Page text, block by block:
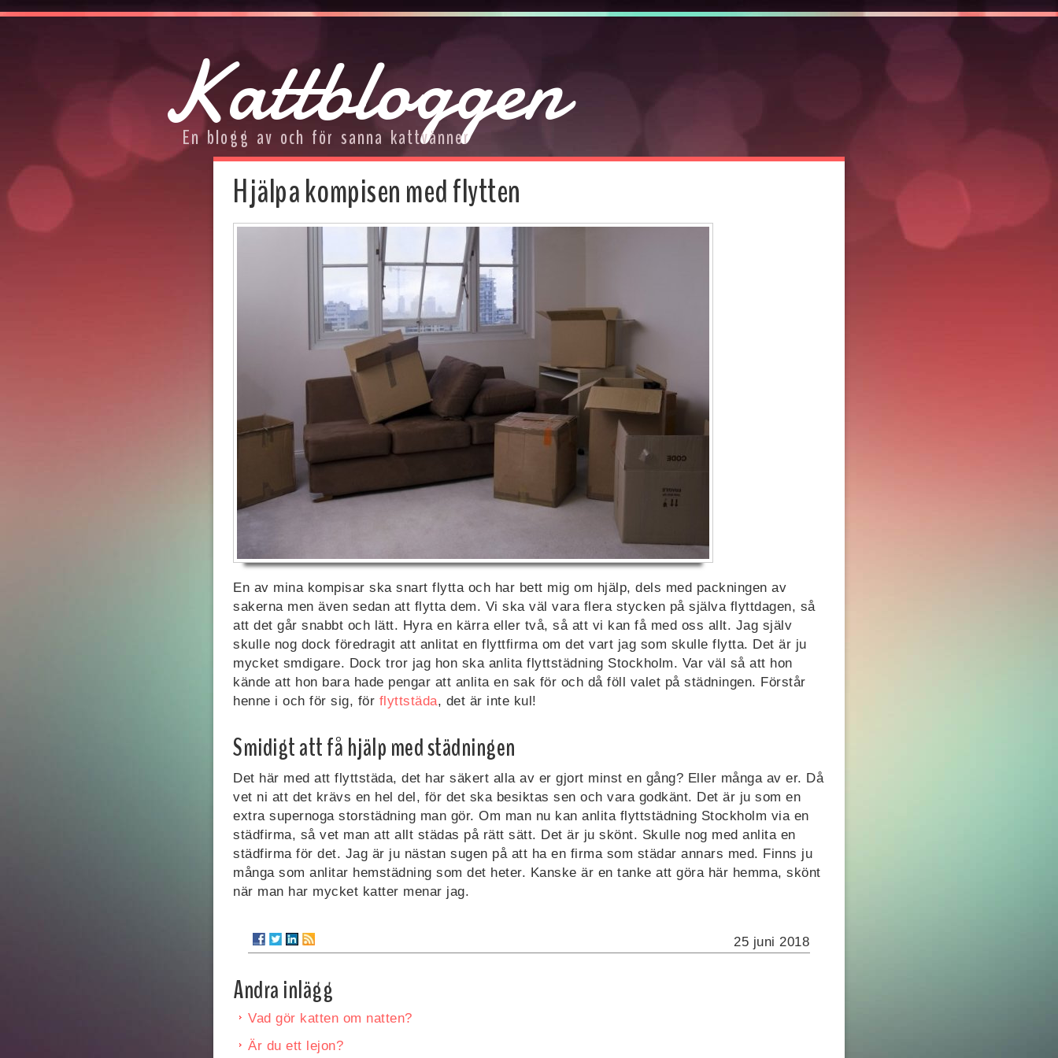
Kattbloggen
En blogg av och för sanna kattvänner
Hjälpa kompisen med flytten
En av mina kompisar ska snart flytta och har bett mig om hjälp, dels med packningen av
sakerna men även sedan att flytta dem. Vi ska väl vara flera stycken på själva flyttdagen, så
att det går snabbt och lätt. Hyra en kärra eller två, så att vi kan få med oss allt. Jag själv
skulle nog dock föredragit att anlitat en flyttfirma om det vart jag som skulle flytta. Det är ju
mycket smdigare. Dock tror jag hon ska anlita flyttstädning Stockholm. Var väl så att hon
kände att hon bara hade pengar att anlita en sak för och då föll valet på städningen. Förstår
henne i och för sig, för flyttstäda, det är inte kul!
Smidigt att få hjälp med städningen
Det här med att flyttstäda, det har säkert alla av er gjort minst en gång? Eller många av er. Då
vet ni att det krävs en hel del, för det ska besiktas sen och vara godkänt. Det är ju som en
extra supernoga storstädning man gör. Om man nu kan anlita flyttstädning Stockholm via en
städfirma, så vet man att allt städas på rätt sätt. Det är ju skönt. Skulle nog med anlita en
städfirma för det. Jag är ju nästan sugen på att ha en firma som städar annars med. Finns ju
många som anlitar hemstädning som det heter. Kanske är en tanke att göra här hemma, skönt
när man har mycket katter menar jag.
25 juni 2018
Andra inlägg
Vad gör katten om natten?
Är du ett lejon?